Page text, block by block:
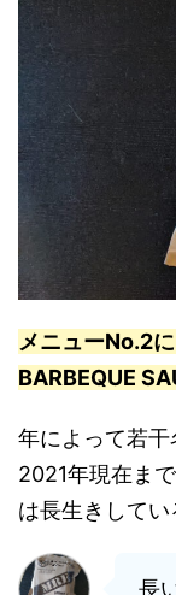
メニューNo.2
BARBEQUE
年によって若干
2021年現在ま
は長生きしてい
長